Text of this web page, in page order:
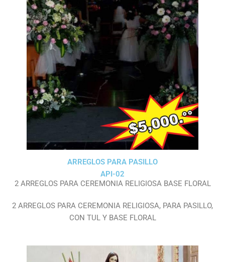
ARREGLOS PARA PASILLO
API-02
2 ARREGLOS PARA CEREMONIA RELIGIOSA BASE FLORAL
2 ARREGLOS PARA CEREMONIA RELIGIOSA, PARA PASILLO,
CON TUL Y BASE FLORAL